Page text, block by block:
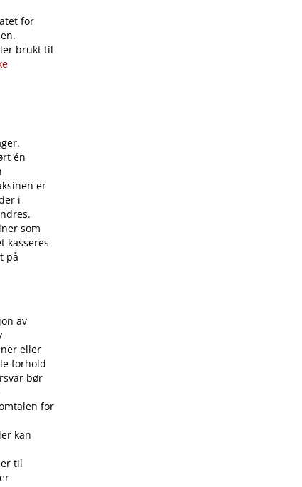
for
brukt til
én
er
i
som
kasseres
på
av
eller
forhold
bør
for
kan
til